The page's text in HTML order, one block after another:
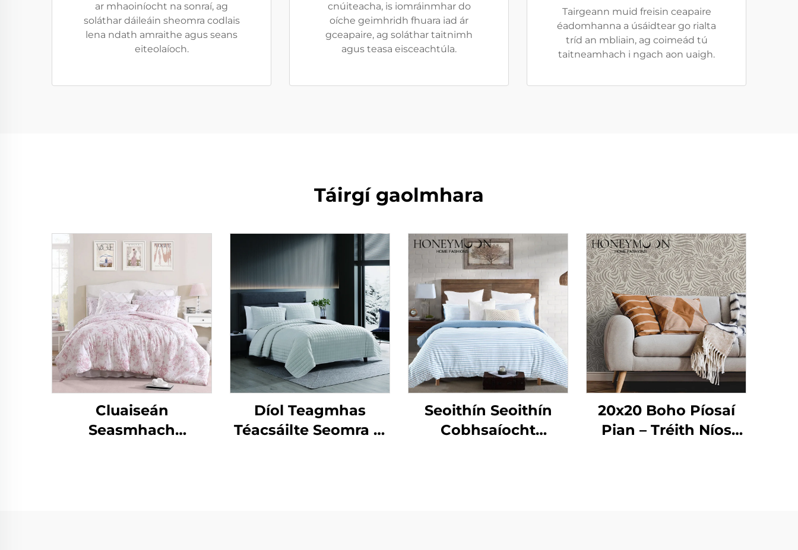
ar mhaoiníocht na sonraí, ag
soláthar dáileáin sheomra codlais
lena ndath amraithe agus seans
eiteolaíoch.
cnúiteacha, is iomráinmhar do
oíche geimhridh fhuara iad ár
gceapaire, ag soláthar taitnimh
agus teasa eisceachtúla.
Tairgeann muid freisin ceapaire
éadomhanna a úsáidtear go rialta
tríd an mbliain, ag coimeád tú
taitneamhach i ngach aon uaigh.
Táirgí gaolmhara
Cluaiseán
Seasmhach
Díol Teagmhas
Téacsáilte Seomra Tí
Seoithín Seoithín
Cobhsaíocht
20x20 Boho Píosaí
Pian – Tréith Níos